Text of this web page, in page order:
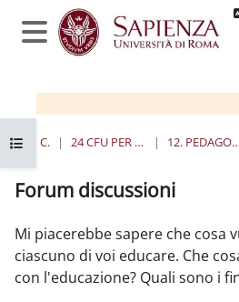
Vai al contenuto principale
Pannello laterale
Apri indice del corso
HOME CORSI 24 CFU PER L'INSEGNAMENTO 12. PEDAGOGIA SPERIMENTALE
Forum discussioni
Mi piacerebbe sapere che cosa
ciascuno di voi educare. Che
con l'educazione? Quali sono i